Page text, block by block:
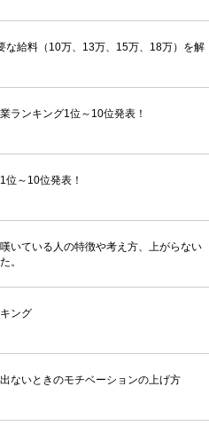
な給料（10万、13万、15万、18万）を解
ランキング1位～10位発表！
位～10位発表！
いている人の特徴や考え方、上がらない
。
ング
ないときのモチベーションの上げ方